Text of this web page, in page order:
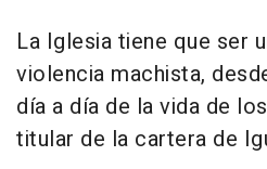
La Iglesia tiene que ser
violencia machista,
día a día de la vida de
titular de la cartera de